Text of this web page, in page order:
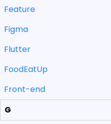
Feature
Figma
Flutter
FoodEatUp
Front-end
G